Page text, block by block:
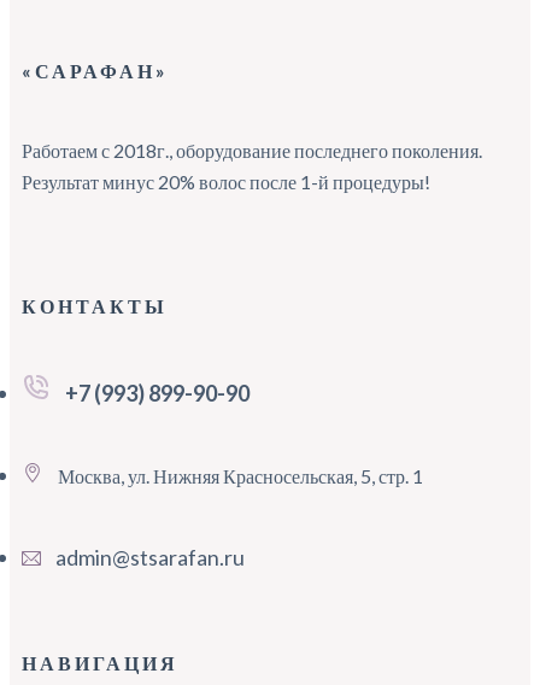
«САРАФАН»
Работаем с 2018г., оборудование последнего поколения.
Результат минус 20% волос после 1-й процедуры!
КОНТАКТЫ
+7 (993) 899-90-90
Москва, ул. Нижняя Красносельская, 5, стр. 1
admin@stsarafan.ru
НАВИГАЦИЯ